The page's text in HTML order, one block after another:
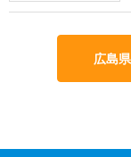
広島